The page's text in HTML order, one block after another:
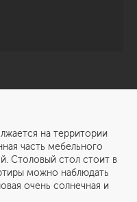
на территории
часть мебельного
Столовый стол стоит в
можно наблюдать
очень солнечная и